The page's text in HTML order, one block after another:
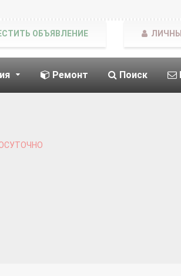
Ремонт Поиск
ОБЪЯВЛЕНИЕ